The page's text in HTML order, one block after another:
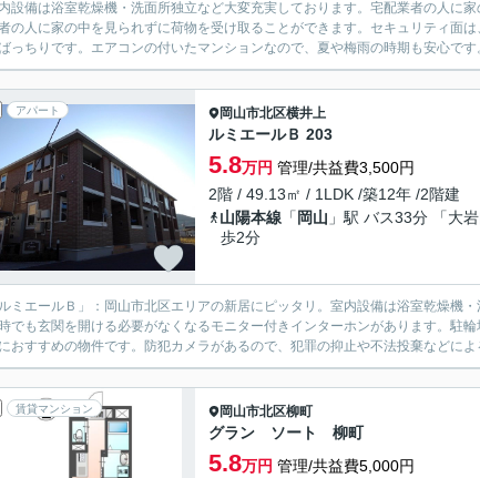
設備は浴室乾燥機・洗面所独立など大変充実しております。宅配業者の人に
の人に家の中を見られずに荷物を受け取ることができます。セキュリティ面
っちりです。エアコンの付いたマンションなので、夏や梅雨の時期も安心で
アパート 岡山市北区横井上
ルミエールＢ 203
5.8万円 管理/共益費3,500円
2階 / 49.13㎡ / 1LDK /築12年 /2階建
山陽本線 「 岡山 」駅 バス33分 「大
歩2分
ルミエールＢ」：岡山市北区エリアの新居にピッタリ。室内設備は浴室乾燥機
でも玄関を開ける必要がなくなるモニター付きインターホンがあります。駐
おすすめの物件です。防犯カメラがあるので、犯罪の抑止や不法投棄などに
賃貸マンション 岡山市北区柳町
グラン ソート 柳町
5.8万円 管理/共益費5,000円